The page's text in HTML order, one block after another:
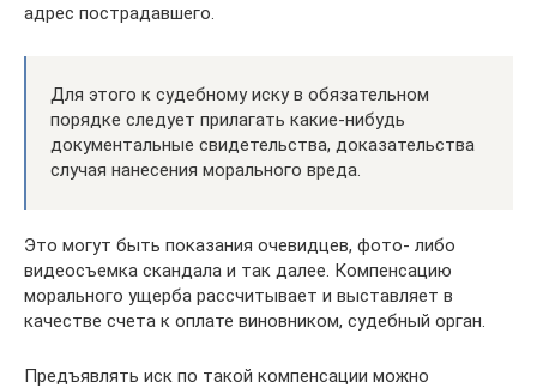
адрес пострадавшего.
Для этого к судебному иску в обязательном
порядке следует прилагать какие-нибудь
документальные свидетельства, доказательства
случая нанесения морального вреда.
Это могут быть показания очевидцев, фото- либо
видеосъемка скандала и так далее. Компенсацию
морального ущерба рассчитывает и выставляет в
качестве счета к оплате виновником, судебный орган.
Предъявлять иск по такой компенсации можно